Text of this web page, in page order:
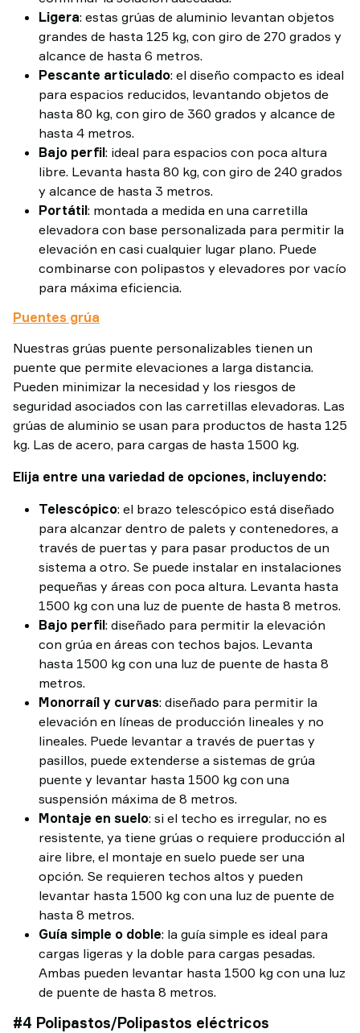
Ligera: estas grúas de aluminio levantan objetos
grandes de hasta 125 kg, con giro de 270 grados y
alcance de hasta 6 metros.
Pescante articulado: el diseño compacto es ideal
para espacios reducidos, levantando objetos de
hasta 80 kg, con giro de 360 grados y alcance de
hasta 4 metros.
Bajo perfil: ideal para espacios con poca altura
libre. Levanta hasta 80 kg, con giro de 240 grados
y alcance de hasta 3 metros.
Portátil: montada a medida en una carretilla
elevadora con base personalizada para permitir la
elevación en casi cualquier lugar plano. Puede
combinarse con polipastos y elevadores por vacío
para máxima eficiencia.
Puentes grúa
Nuestras grúas puente personalizables tienen un
puente que permite elevaciones a larga distancia.
Pueden minimizar la necesidad y los riesgos de
seguridad asociados con las carretillas elevadoras. Las
grúas de aluminio se usan para productos de hasta 125
kg. Las de acero, para cargas de hasta 1500 kg.
Elija entre una variedad de opciones, incluyendo:
Telescópico: el brazo telescópico está diseñado
para alcanzar dentro de palets y contenedores, a
través de puertas y para pasar productos de un
sistema a otro. Se puede instalar en instalaciones
pequeñas y áreas con poca altura. Levanta hasta
1500 kg con una luz de puente de hasta 8 metros.
Bajo perfil: diseñado para permitir la elevación
con grúa en áreas con techos bajos. Levanta
hasta 1500 kg con una luz de puente de hasta 8
metros.
Monorraíl y curvas: diseñado para permitir la
elevación en líneas de producción lineales y no
lineales. Puede levantar a través de puertas y
pasillos, puede extenderse a sistemas de grúa
puente y levantar hasta 1500 kg con una
suspensión máxima de 8 metros.
Montaje en suelo: si el techo es irregular, no es
resistente, ya tiene grúas o requiere producción al
aire libre, el montaje en suelo puede ser una
opción. Se requieren techos altos y pueden
levantar hasta 1500 kg con una luz de puente de
hasta 8 metros.
Guía simple o doble: la guía simple es ideal para
cargas ligeras y la doble para cargas pesadas.
Ambas pueden levantar hasta 1500 kg con una luz
de puente de hasta 8 metros.
#4 Polipastos/Polipastos eléctricos